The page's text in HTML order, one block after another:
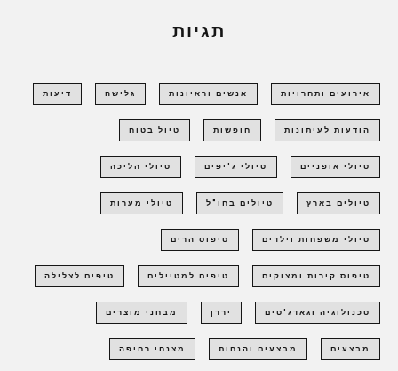
תגיות
אירועים ותחרויות אנשים וראיונות גלישה דיעות
הודעות לעיתונות חופשות טיול בטוח
טיולי אופניים טיולי ג'יפים טיולי הליכה
טיולים בארץ טיולים בחו"ל טיולי מערות
טיולי משפחות וילדים טיפוס הרים
טיפוס קירות ומצוקים טיפים למטיילים טיפים לצלילה
טכנולוגיה וגאדג'טים ירדן מבחני מוצרים
מבצעים מבצעים והנחות מצנחי רחיפה